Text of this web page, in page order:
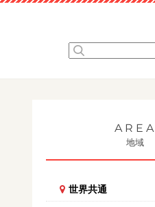
AREA
地域
世界共通